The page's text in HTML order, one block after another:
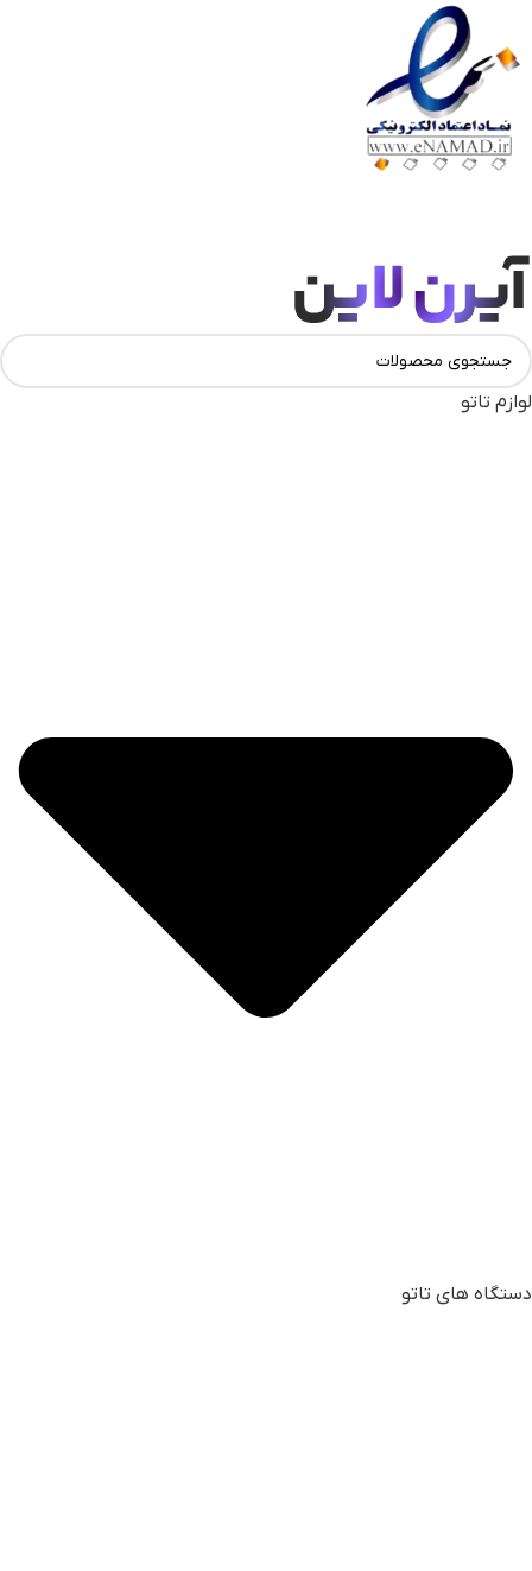
لوازم تاتو
دستگاه های تاتو